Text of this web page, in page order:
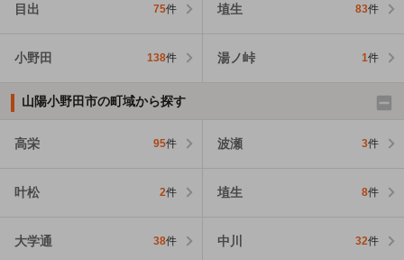
目出 75件 埴生 83件
小野田 138件 湯ノ峠 1件
山陽小野田市の町域から探す
高栄 95件 波瀬 3件
叶松 2件 埴生 8件
大学通 38件 中川 32件